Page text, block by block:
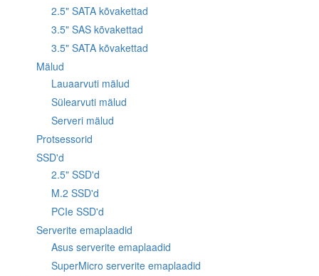
2.5" SATA kõvakettad
3.5" SAS kõvakettad
3.5" SATA kõvakettad
Mälud
Lauaarvuti mälud
Sülearvuti mälud
Serveri mälud
Protsessorid
SSD'd
2.5" SSD'd
M.2 SSD'd
PCIe SSD'd
Serverite emaplaadid
Asus serverite emaplaadid
SuperMicro serverite emaplaadid